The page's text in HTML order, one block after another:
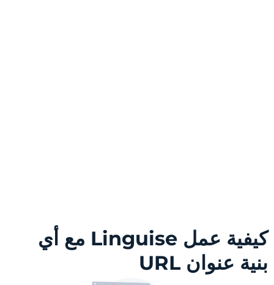
كيفية عمل Linguise مع أي
بنية عنوان URL